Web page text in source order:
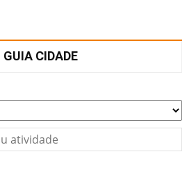
GUIA CIDADE